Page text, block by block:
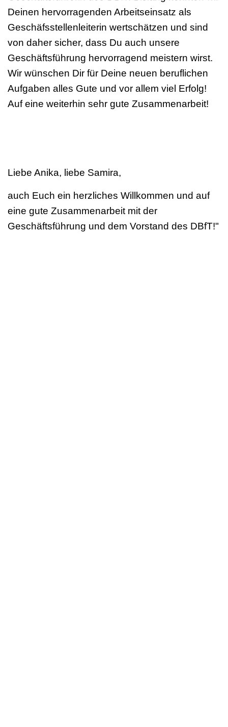
Deinen hervorragenden Arbeitseinsatz als
Geschäfsstellenleiterin wertschätzen und sind
von daher sicher, dass Du auch unsere
Geschäftsführung hervorragend meistern wirst.
Wir wünschen Dir für Deine neuen beruflichen
Aufgaben alles Gute und vor allem viel Erfolg!
Auf eine weiterhin sehr gute Zusammenarbeit!
Liebe Anika, liebe Samira,
auch Euch ein herzliches Willkommen und auf
eine gute Zusammenarbeit mit der
Geschäftsführung und dem Vorstand des DBfT!"